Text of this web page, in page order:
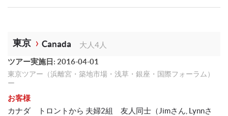
東京 Canada
大人4人
ツアー実施日: 2016-04-01
東京ツアー（浜離宮・築地市場・浅草・銀座・国際フォーラム）
ー
お客様
カナダ トロントから 夫婦2組 友人同士（Jimさん, Lynnさ